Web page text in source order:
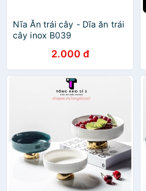
Nĩa Ăn trái cây - Dĩa ăn trái
cây inox B039
2.000 đ